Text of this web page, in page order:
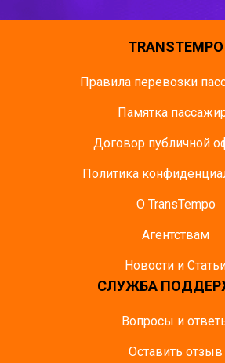
TRANSTEMPO
Правила перевозки
Памятка
Договор публичной
Политика
О TransTempo
Агентствам
Новости и
СЛУЖБА
Вопросы и
Оставить отзыв